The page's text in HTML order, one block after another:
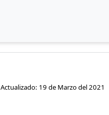
Actualizado: 19 de Marzo del 2021